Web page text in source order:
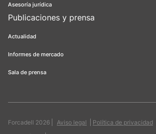
Asesoría jurídica
Publicaciones y prensa
Actualidad
Informes de mercado
Sala de prensa
Forcadell 2026 Aviso legal Política de privacidad